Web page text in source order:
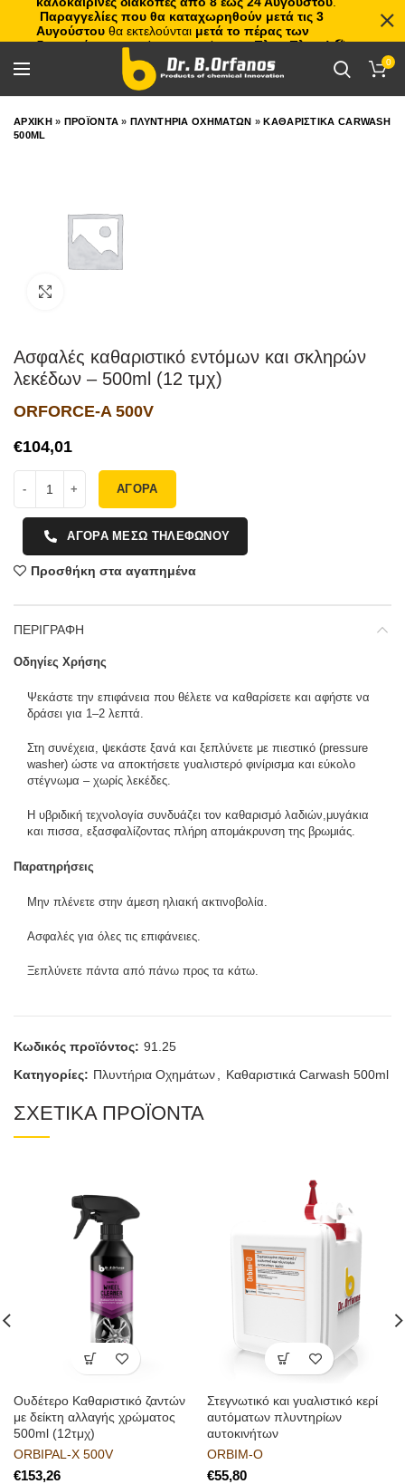
0
ΑΡΧΙΚΗ» ΠΡΟΪΟΝΤΑ »ΠΛΥΝΤΗΡΙΑ ΟΧΗΜΑΤΩΝ »ΚΑΘΑΡΙΣΤΙΚΑ CARWASH
500ML
Ασφαλές καθαριστικό εντόμων και σκληρών
λεκέδων – 500ml (12 τμχ)
ORFORCE-A 500V
€
ΑΓΟΡΑ
ΑΓΟΡΑ ΜΕΣΩ ΤΗΛΕΦΩΝΟΥ
Προσθήκη στα αγαπημένα
ΠΕΡΙΓΡΑΦΗ
Οδηγίες Χρήσης
Ψεκάστε την επιφάνεια που θέλετε να καθαρίσετε και αφήστε να
δράσει για 1–2 λεπτά.
Στη συνέχεια, ψεκάστε ξανά και ξεπλύνετε με πιεστικό (pressure
washer) ώστε να αποκτήσετε γυαλιστερό φινίρισμα και εύκολο
στέγνωμα – χωρίς λεκέδες.
Η υβριδική τεχνολογία συνδυάζει τον καθαρισμό λαδιών,μυγάκια
και πισσα, εξασφαλίζοντας πλήρη απομάκρυνση της βρωμιάς.
Παρατηρήσεις
Μην πλένετε στην άμεση ηλιακή ακτινοβολία.
Ασφαλές για όλες τις επιφάνειες.
Ξεπλύνετε πάντα από πάνω προς τα κάτω.
Κωδικός προϊόντος: 91.25
Κατηγορίες: Πλυντήρια Οχημάτων Καθαριστικά Carwash 500ml
ΣΧΕΤΙΚΑ ΠΡΟΪΟΝΤΑ
Ουδέτερο Καθαριστικό ζαντών
με δείκτη αλλαγής χρώματος
500ml (12τμχ)
ORBIPAL-X 500V
€
Στεγνωτικό και γυαλιστικό κερί
αυτόματων πλυντηρίων
αυτοκινήτων
ORBIM-O
€
Παραγγελίες που θα καταχωρηθούν μετά τις 3
Αυγούστου θα εκτελούνται μετά το πέρας των
διακοπών, με σειρά προτεραιότητας.Πλιτς Πλατς!🏖️🌊